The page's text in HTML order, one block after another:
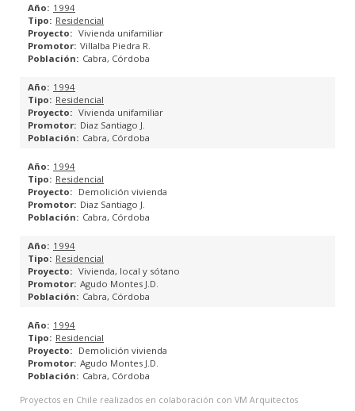
1994
Residencial
Vivienda unifamiliar
Villalba Piedra R.
Cabra, Córdoba
1994
Residencial
Vivienda unifamiliar
Diaz Santiago J.
Cabra, Córdoba
1994
Residencial
Demolición vivienda
Diaz Santiago J.
Cabra, Córdoba
1994
Residencial
Vivienda, local y sótano
Agudo Montes J.D.
Cabra, Córdoba
1994
Residencial
Demolición vivienda
Agudo Montes J.D.
Cabra, Córdoba
Proyectos en Chile realizados en colaboración con VM Arquitectos